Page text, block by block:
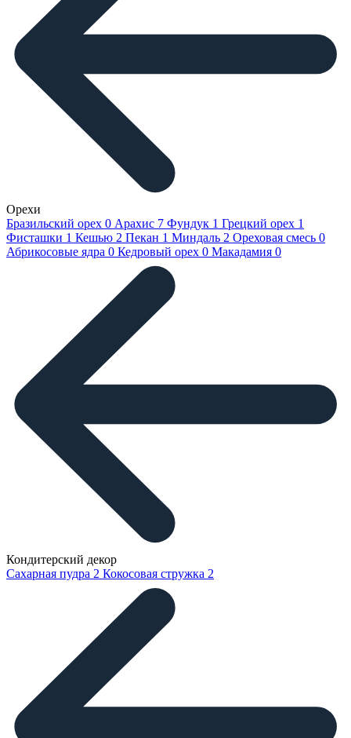
Орехи
Бразильский орех 0 Арахис 7 Фундук 1 Грецкий орех 1
Фисташки 1 Кешью 2 Пекан 1 Миндаль 2 Ореховая смесь 0
Абрикосовые ядра 0 Кедровый орех 0 Макадамия 0
Кондитерский декор
Сахарная пудра 2 Кокосовая стружка 2